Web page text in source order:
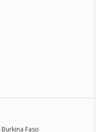
Burkina Faso